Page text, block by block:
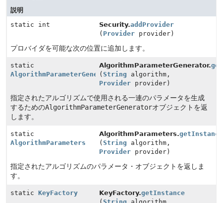
説明
static int
Security.addProvider
( Provider provider)
プロバイダを可能な次の位置に追加します。
static
AlgorithmParameterGenerator
AlgorithmParameterGenerator.
(String algorithm,
Provider provider)
指定されたアルゴリズムで使用される一連のパラメータを生成
するためのAlgorithmParameterGeneratorオブジェクトを返
します。
static
AlgorithmParameters
AlgorithmParameters.
(String algorithm,
Provider provider)
指定されたアルゴリズムのパラメータ・オブジェクトを返しま
す。
static KeyFactory KeyFactory.getInstance